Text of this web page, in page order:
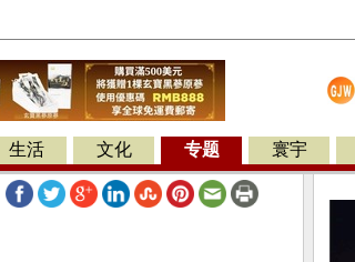
生活 文化 专题 寰宇